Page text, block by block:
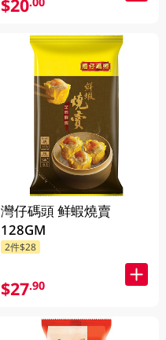
$20
灣仔碼頭 鲜蝦燒賣
128GM
2件$28
$27.90